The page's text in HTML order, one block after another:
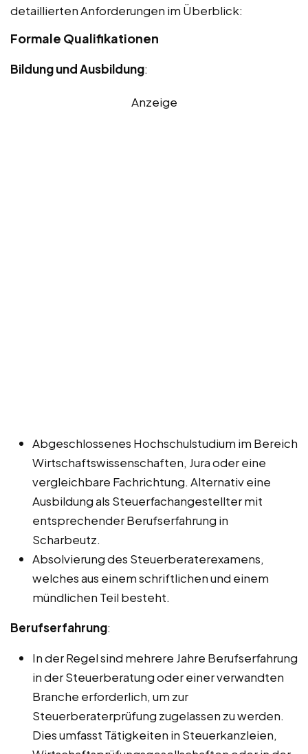
detaillierten Anforderungen im Überblick:
Formale Qualifikationen
Bildung und Ausbildung:
Anzeige
Abgeschlossenes Hochschulstudium im Bereich
Wirtschaftswissenschaften, Jura oder eine
vergleichbare Fachrichtung. Alternativ eine
Ausbildung als Steuerfachangestellter mit
entsprechender Berufserfahrung in
Scharbeutz.
Absolvierung des Steuerberaterexamens,
welches aus einem schriftlichen und einem
mündlichen Teil besteht.
Berufserfahrung:
In der Regel sind mehrere Jahre Berufserfahrung
in der Steuerberatung oder einer verwandten
Branche erforderlich, um zur
Steuerberaterprüfung zugelassen zu werden.
Dies umfasst Tätigkeiten in Steuerkanzleien,